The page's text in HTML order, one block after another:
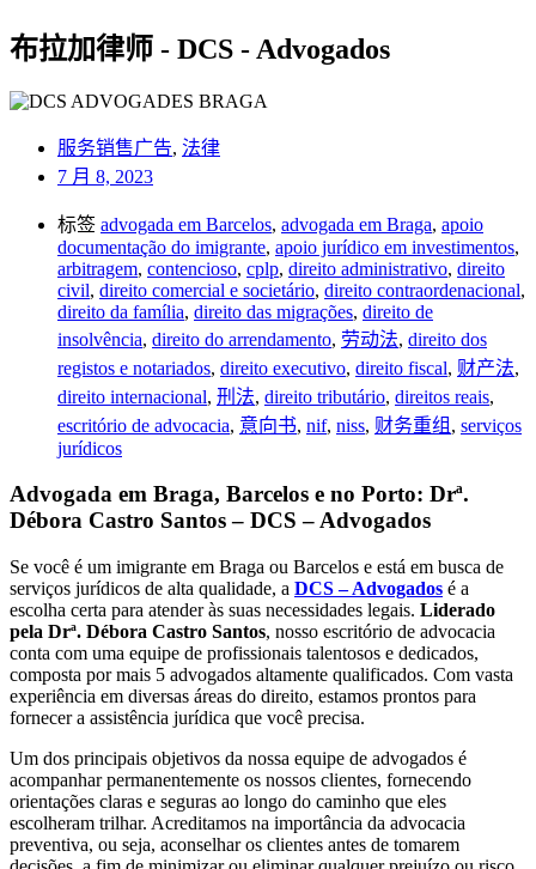
布拉加律师 - DCS - Advogados
服务销售广告, 法律
7 月 8, 2023
标签 advogada em Barcelos, advogada em Braga, apoio
documentação do imigrante, apoio jurídico em investimentos,
arbitragem, contencioso, cplp, direito administrativo, direito
civil, direito comercial e societário, direito contraordenacional,
direito da família, direito das migrações, direito de
insolvência, direito do arrendamento, 劳动法, direito dos
registos e notariados, direito executivo, direito fiscal, 财产法,
direito internacional, 刑法, direito tributário, direitos reais,
escritório de advocacia, 意向书, nif, niss, 财务重组 , serviços
jurídicos
Advogada em Braga, Barcelos e no Porto: Drª.
Débora Castro Santos – DCS – Advogados
Se você é um imigrante em Braga ou Barcelos e está em busca de
serviços jurídicos de alta qualidade, a DCS – Advogados é a
escolha certa para atender às suas necessidades legais. Liderado
pela Drª. Débora Castro Santos, nosso escritório de advocacia
conta com uma equipe de profissionais talentosos e dedicados,
composta por mais 5 advogados altamente qualificados. Com vasta
experiência em diversas áreas do direito, estamos prontos para
fornecer a assistência jurídica que você precisa.
Um dos principais objetivos da nossa equipe de advogados é
acompanhar permanentemente os nossos clientes, fornecendo
orientações claras e seguras ao longo do caminho que eles
escolheram trilhar. Acreditamos na importância da advocacia
preventiva, ou seja, aconselhar os clientes antes de tomarem